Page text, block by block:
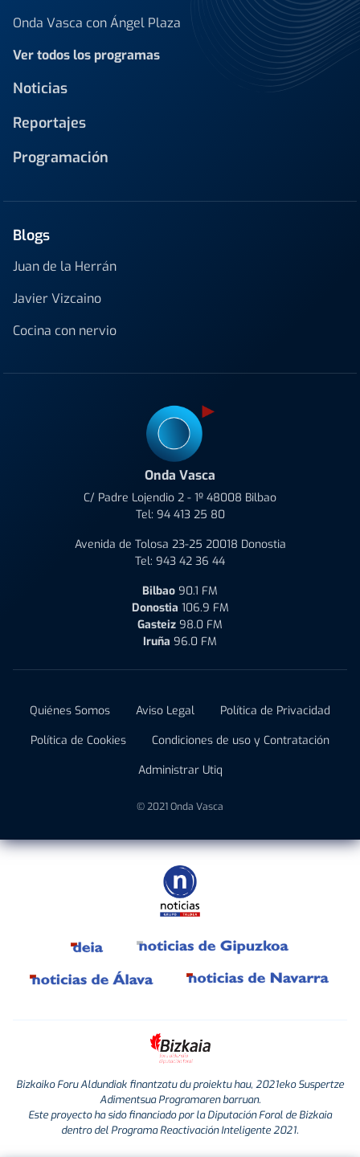
Onda Vasca con Ángel Plaza
Ver todos los programas
Noticias
Reportajes
Programación
Blogs
Juan de la Herrán
Javier Vizcaino
Cocina con nervio
Onda Vasca
C/ Padre Lojendio 2 - 1º 48008 Bilbao
Tel: 94 413 25 80
Avenida de Tolosa 23-25 20018 Donostia
Tel: 943 42 36 44
Bilbao 90.1 FM
Donostia 106.9 FM
Gasteiz 98.0 FM
Iruña 96.0 FM
Quiénes Somos Aviso Legal
Política de Privacidad
Política de Cookies
Condiciones de uso y Contratación
Administrar Utiq
© 2021 Onda Vasca
Bizkaiko Foru Aldundiak finantzatu du proiektu hau, 2021eko Suspertze
Adimentsua Programaren barruan.
Este proyecto ha sido financiado por la Diputación Foral de Bizkaia
dentro del Programa Reactivación Inteligente 2021.